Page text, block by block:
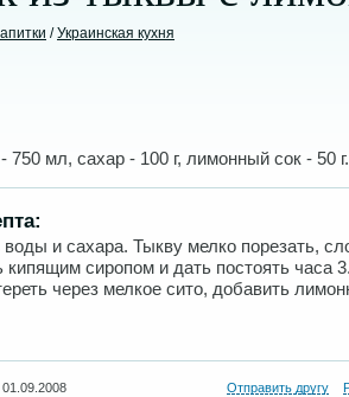
/Украинская кухня
750 мл, сахар - 100 г, лимонный сок - 50 г.
и сахара. Тыкву мелко порезать,
кипящим сиропом и дать постоять часа
через мелкое сито, добавить
01.09.2008 Отправить другу